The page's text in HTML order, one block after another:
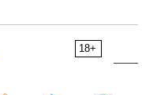
18+